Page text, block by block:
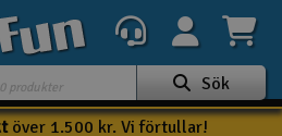
Sök
över 1.500 kr. Vi förtullar!